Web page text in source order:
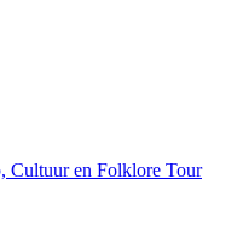
Cultuur en Folklore Tour